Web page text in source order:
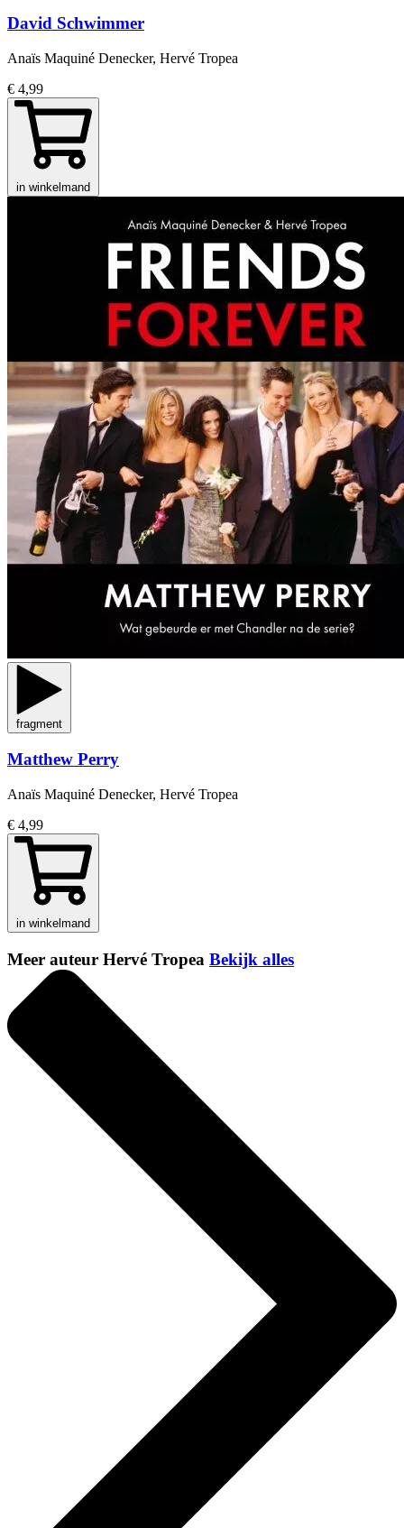
David Schwimmer
Anaïs Maquiné Denecker, Hervé Tropea
€ 4,99
in winkelmand
fragment
Matthew Perry
Anaïs Maquiné Denecker, Hervé Tropea
€ 4,99
in winkelmand
Meer auteur Hervé Tropea Bekijk alles